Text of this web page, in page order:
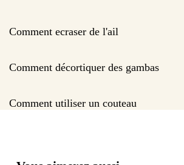
Comment ecraser de l'ail
Comment décortiquer des gambas
Comment utiliser un couteau